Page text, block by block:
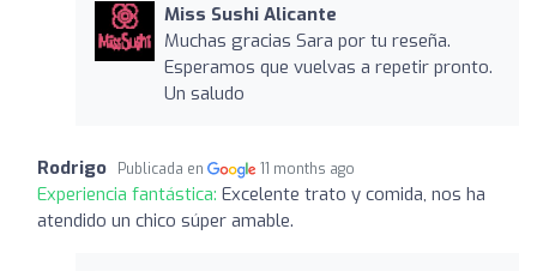
Miss Sushi Alicante
Muchas gracias Sara por tu reseña.
Esperamos que vuelvas a repetir pronto.
Un saludo
Rodrigo Publicada en 11 months ago
Experiencia fantástica: Excelente trato y comida, nos ha
atendido un chico súper amable.